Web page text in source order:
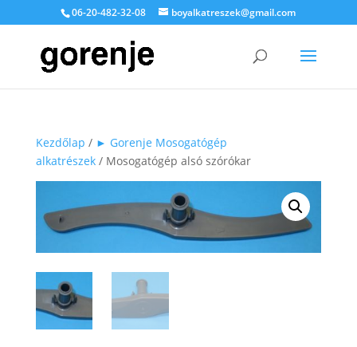
06-20-482-32-08 boyalkatreszek@gmail.com
Kezdőlap / ► Gorenje Mosogatógép
alkatrészek/ Mosogatógép alsó szórókar